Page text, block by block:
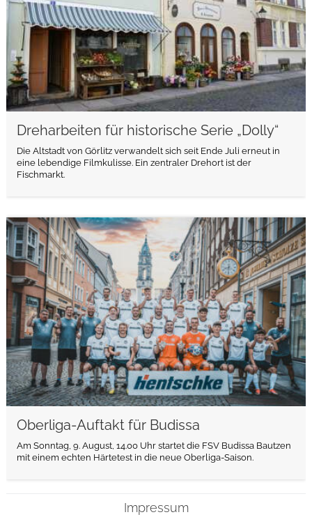
Dreharbeiten für historische Serie „Dolly“
Die Altstadt von Görlitz verwandelt sich seit Ende Juli erneut in
eine lebendige Filmkulisse. Ein zentraler Drehort ist der
Fischmarkt.
Oberliga-Auftakt für Budissa
Am Sonntag, 9. August, 14.00 Uhr startet die FSV Budissa Bautzen
mit einem echten Härtetest in die neue Oberliga-Saison.
weiterlesen
Impressum